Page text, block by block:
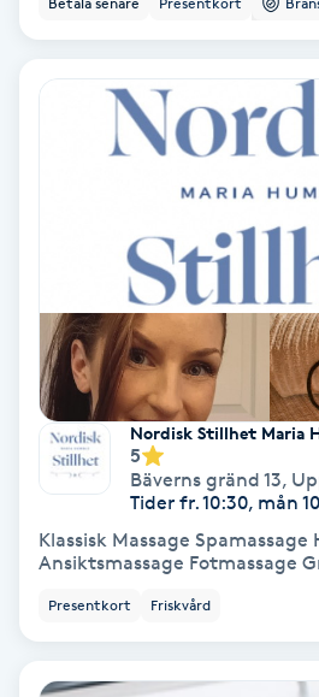
Bambumassage
Barber
Barnklippning
BIAB
Nordisk Stillhet Maria
5
Bäverns gränd 13,
Tider fr. 10:30, mån
Klassisk Massage
Ansiktsmassage Fotmassage
Presentkort Friskvård